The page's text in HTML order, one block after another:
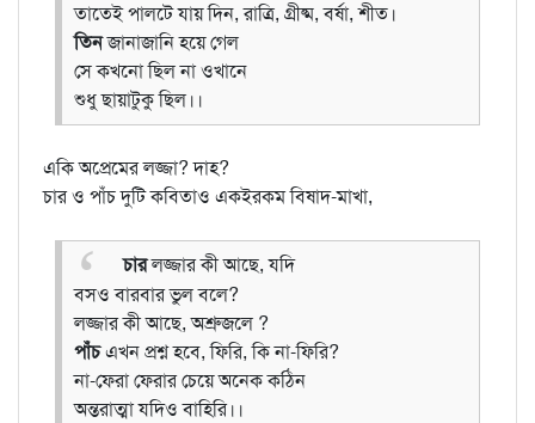
তাতেই পালটে যায় দিন, রাত্রি, গ্রীষ্ম, বর্ষা, শীত।
তিনজানাজানি হয়ে গেল
সে কখনো ছিল না ওখানে
শুধু ছায়াটুকু ছিল।।
একি অপ্রেমের লজ্জা? দাহ?
চার ও পাঁচ দুটি কবিতাও একইরকম বিষাদ-মাখা,
চারলজ্জার কী আছে, যদি
বসও বারবার ভুল বলে?
লজ্জার কী আছে, অশ্রুজলে ?
পাঁচএখন প্রশ্ন হবে, ফিরি, কি না-ফিরি?
না-ফেরা ফেরার চেয়ে অনেক কঠিন
অন্তরাত্মা যদিও বাহিরি।।